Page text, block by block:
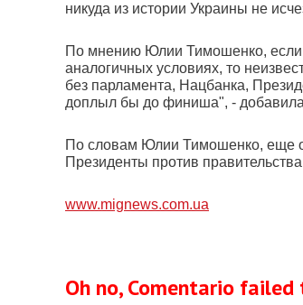
никуда из истории Украины не
По мнению Юлии Тимошенко, если
аналогичных условиях, то
без парламента, Нацбанка,
доплыл бы до финиша", -
По словам Юлии Тимошенко, еще
Президенты против
www.mignews.com.ua
Oh no, Comentario